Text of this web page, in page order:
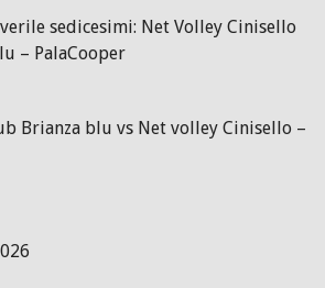
sedicesimi: Net Volley Cinisello
– PalaCooper
Brianza blu vs Net volley Cinisello –